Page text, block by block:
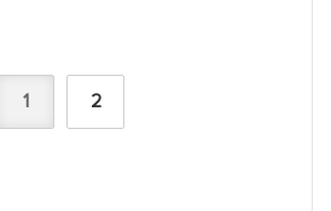
1 2